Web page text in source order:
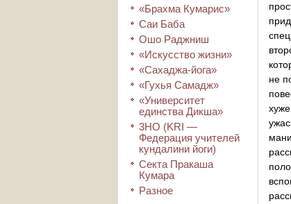
«Брахма Кумарис»
Саи Баба
Ошо Раджниш
«Искусство жизни»
«Сахаджа-йога»
«Гухья Самадж»
«Университет
единства Дикша»
3HO (KRI ―
Федерация учителей
кундалини йоги)
Секта Пракаша
Кумара
Разное
не